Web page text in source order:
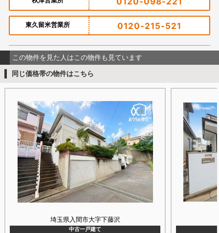
東久留米営業所 0120-215-521
この物件を見た人はこの物件も見ています
同じ価格帯の物件はこちら
埼玉県入間市大字下藤沢
中古一戸建て